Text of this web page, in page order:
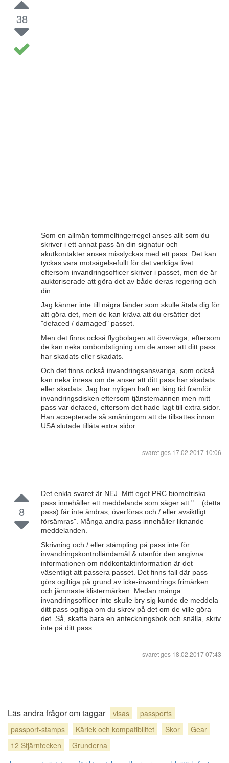
38
Som en allmän tommelfingerregel anses allt som du
skriver i ett annat pass än din signatur och
akutkontakter anses misslyckas med ett pass. Det kan
tyckas vara motsägelsefullt för det verkliga livet
eftersom invandringsofficer skriver i passet, men de är
auktoriserade att göra det av både deras regering och
din.
Jag känner inte till några länder som skulle åtala dig för
att göra det, men de kan kräva att du ersätter det
"defaced / damaged" passet.
Men det finns också flygbolagen att överväga, eftersom
de kan neka ombordstigning om de anser att ditt pass
har skadats eller skadats.
Och det finns också invandringsansvariga, som också
kan neka inresa om de anser att ditt pass har skadats
eller skadats. Jag har nyligen haft en lång tid framför
invandringsdisken eftersom tjänstemannen men mitt
pass var defaced, eftersom det hade lagt till extra sidor.
Han accepterade så småningom att de tillsattes innan
USA slutade tillåta extra sidor.
svaret ges 17.02.2017 10:06
8
Det enkla svaret är NEJ. Mitt eget PRC biometriska
pass innehåller ett meddelande som säger att "... (detta
pass) får inte ändras, överföras och / eller avsiktligt
försämras". Många andra pass innehåller liknande
meddelanden.
Skrivning och / eller stämpling på pass inte för
invandringskontrolländamål & utanför den angivna
informationen om nödkontaktinformation är det
väsentligt att passera passet. Det finns fall där pass
görs ogiltiga på grund av icke-invandrings frimärken
och jämnaste klistermärken. Medan många
invandringsofficer inte skulle bry sig kunde de meddela
ditt pass ogiltiga om du skrev på det om de ville göra
det. Så, skaffa bara en anteckningsbok och snälla, skriv
inte på ditt pass.
svaret ges 18.02.2017 07:43
Läs andra frågor om taggar visas
passports
passport-stamps
Kärlek och kompatibilitet Skor
Gear
12 Stjärntecken
Grunderna